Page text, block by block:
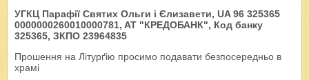
УГКЦ Парафії Святих Ольги і Єлизавети, UA 96 325365
0000000260010000781, AT "КРЕДОБАНК", Код банку
325365, ЗКПО 23964835
Прошення на Літурґію просимо подавати безпосередньо в
храмі